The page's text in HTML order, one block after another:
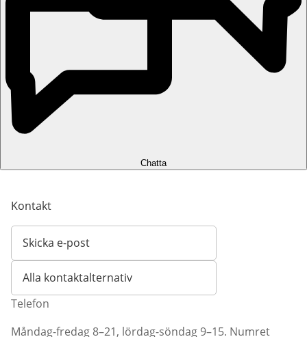
Chatta
Kontakt
Skicka e-post
Öppnar e-postklient
Alla kontaktalternativ
Telefon
Måndag-fredag 8–21, lördag-söndag 9–15. Numret